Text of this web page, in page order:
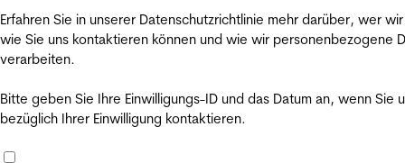
Erfahren Sie in unserer Datenschutzrichtlinie mehr darüber, wer
wie Sie uns kontaktieren können und wie wir personenbezogene
verarbeiten.
Bitte geben Sie Ihre Einwilligungs-ID und das Datum an, wenn Sie
bezüglich Ihrer Einwilligung kontaktieren.